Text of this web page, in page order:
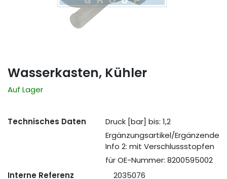
Wasserkasten, Kühler
Auf Lager
Technisches Daten
Druck [bar] bis: 1,2
Ergänzungsartikel/Ergänzende
Info 2: mit Verschlussstopfen
für OE-Nummer: 8200595002
Interne Referenz
2035076